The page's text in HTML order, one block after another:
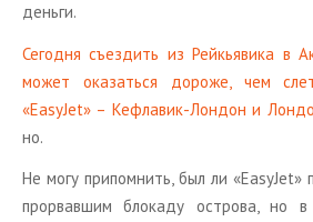
день­ги.
Се­год­ня съез­дить из Рейкья­ви­ка в
может ока­зать­ся до­ро­же, чем
«EasyJet» – Ке­фла­вик-Лон­дон и
но.
Не могу при­пом­нить, был ли
про­рвав­шим бло­ка­ду ост­ро­ва, но